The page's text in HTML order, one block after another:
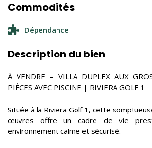
Commodités
Dépendance
Description du bien
À VENDRE – VILLA DUPLEX AUX
PIÈCES AVEC PISCINE | RIVIERA GOLF 1
Située à la Riviera Golf 1, cette
œuvres offre un cadre de vie
environnement calme et sécurisé.